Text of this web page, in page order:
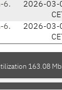
6.
2026-03-
CET
6.
2026-03-
CET
163.08